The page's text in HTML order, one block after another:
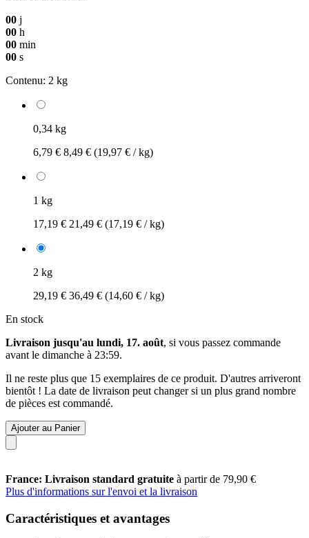
00 j
00 h
00 min
00 s
Contenu: 2 kg
0,34 kg
6,79 € 8,49 € (19,97 € / kg)
1 kg
17,19 € 21,49 € (17,19 € / kg)
2 kg
29,19 € 36,49 € (14,60 € / kg)
En stock
Livraison jusqu'au lundi, 17. août, si vous passez commande
avant le dimanche à 23:59.
Il ne reste plus que 15 exemplaires de ce produit. D'autres arriveront
bientôt ! La date de livraison peut changer si un plus grand nombre
de pièces est commandé.
Ajouter au Panier
France: Livraison standard gratuite à partir de 79,90 €
Plus d'informations sur l'envoi et la livraison
Caractéristiques et avantages